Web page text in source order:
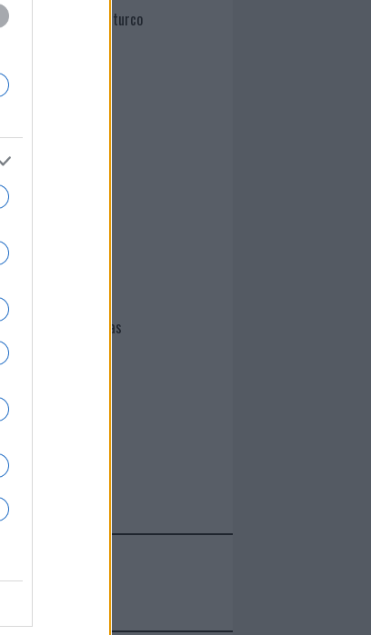
Martina Agostina Diturco
I nostri cari
I nostri cari
I nostri cari
Giovannimaria Cabras